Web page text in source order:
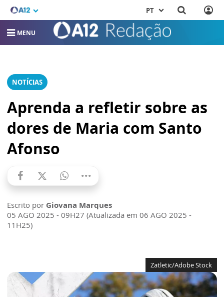
PT
MENU
NOTÍCIAS
Aprenda a refletir sobre as
dores de Maria com Santo
Afonso
Escrito por Giovana Marques
05 AGO 2025 - 09H27 (Atualizada em 06 AGO 2025 -
11H25)
Zatletic/Adobe Stock